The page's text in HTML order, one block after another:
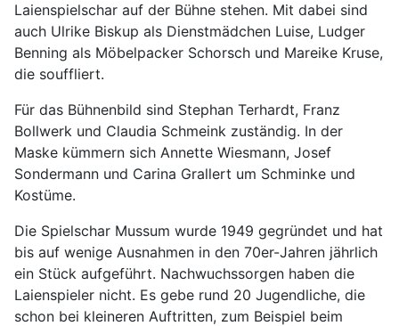
Laienspielschar auf der Bühne stehen. Mit dabei sind
auch Ulrike Biskup als Dienstmädchen Luise, Ludger
Benning als Möbelpacker Schorsch und Mareike Kruse,
die souffliert.
Für das Bühnenbild sind Stephan Terhardt, Franz
Bollwerk und Claudia Schmeink zuständig. In der
Maske kümmern sich Annette Wiesmann, Josef
Sondermann und Carina Grallert um Schminke und
Kostüme.
Die Spielschar Mussum wurde 1949 gegründet und hat
bis auf wenige Ausnahmen in den 70er-Jahren jährlich
ein Stück aufgeführt. Nachwuchssorgen haben die
Laienspieler nicht. Es gebe rund 20 Jugendliche, die
schon bei kleineren Auftritten, zum Beispiel beim